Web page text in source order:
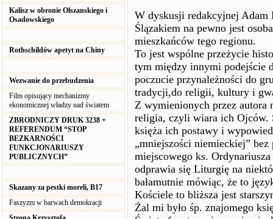
Kalisz w obronie Olszanskiego i
Osadowskiego
Rothschildów apetyt na Chiny
Wezwanie do przebudzenia
Film opisujący mechanizmy
ekonomicznej władzy nad światem
ZBRODNICZY DRUK 3238 +
REFERENDUM “STOP
BEZKARNOŚCI
FUNKCJONARIUSZY
PUBLICZNYCH”
Skazany za pestki moreli, B17
Faszyzm w barwach demokracji
W dyskusji redakcyjnej
Ślązakiem na pewno jest
mieszkańców tego regionu.
To jest wspólne przeżycie
tym między innymi podejście
poczucie przynależności do
tradycji,do religii, kultury i
Z wymienionych przez autora
religia, czyli wiara ich Ojców.
księża ich postawy i
„mniejszości niemieckiej”
miejscowego ks.
odprawia się Liturgię na
bałamutnie mówiąc, że to
Kościele to bliższa jest
Żal mi było śp. znajomego